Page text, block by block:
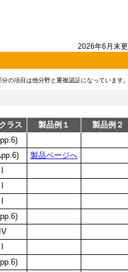
2026年6月末
の項目は他分野と重複認証になっています
ラス 製品例１
製品例２
製品ページへ
IV